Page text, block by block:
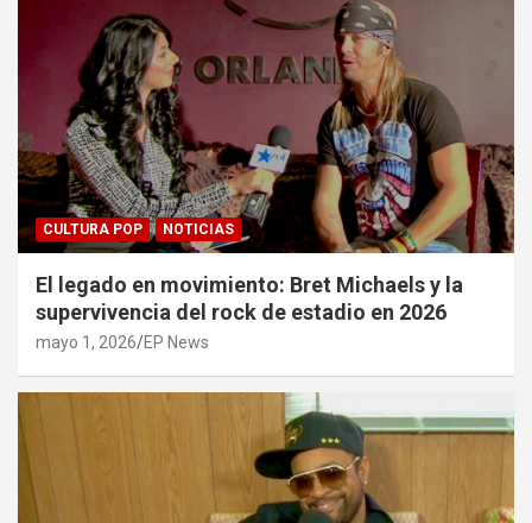
CULTURA POP NOTICIAS
El legado en movimiento: Bret Michaels y la
supervivencia del rock de estadio en 2026
mayo 1, 2026 EP News